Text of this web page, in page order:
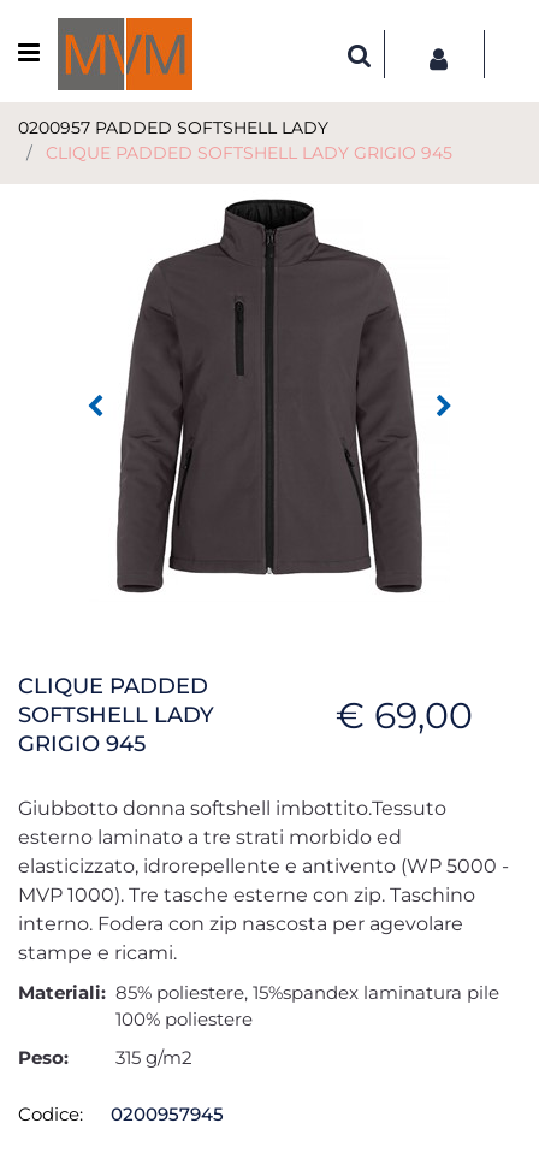
Open menu
0200957 PADDED SOFTSHELL LADY
CLIQUE PADDED SOFTSHELL LADY GRIGIO 945
CLIQUE PADDED
SOFTSHELL LADY
GRIGIO 945
€ 69,00
Giubbotto donna softshell imbottito.Tessuto
esterno laminato a tre strati morbido ed
elasticizzato, idrorepellente e antivento (WP 5000 -
MVP 1000). Tre tasche esterne con zip. Taschino
interno. Fodera con zip nascosta per agevolare
stampe e ricami.
Materiali: 85% poliestere, 15%spandex laminatura pile
100% poliestere
Peso:
315 g/m2
Codice: 0200957945